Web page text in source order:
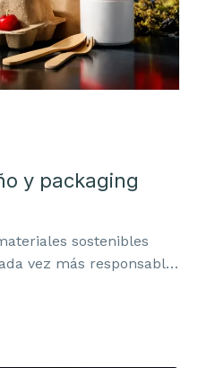
y packaging
sostenibles
vez más responsable,